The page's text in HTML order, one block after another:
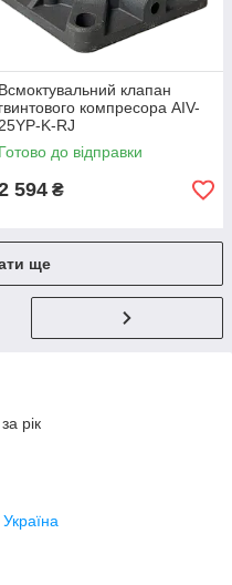
Всмоктувальний клапан
гвинтового компресора AIV-
25YP-K-RJ
Готово до відправки
594 ₴
ще
рік